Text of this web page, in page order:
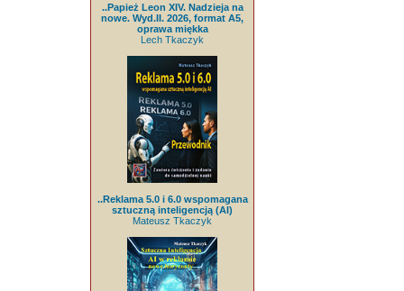
..Papież Leon XIV. Nadzieja na
nowe. Wyd.II. 2026, format A5,
oprawa miękka
Lech Tkaczyk
..Reklama 5.0 i 6.0 wspomagana
sztuczną inteligencją (AI)
Mateusz Tkaczyk